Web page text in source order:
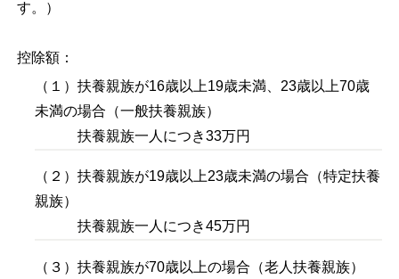
す。）
控除額：
（１）扶養親族が16歳以上19歳未満、23歳以上70歳
未満の場合（一般扶養親族）
扶養親族一人につき33万円
（２）扶養親族が19歳以上23歳未満の場合（特定扶養
親族）
扶養親族一人につき45万円
（３）扶養親族が70歳以上の場合（老人扶養親族）